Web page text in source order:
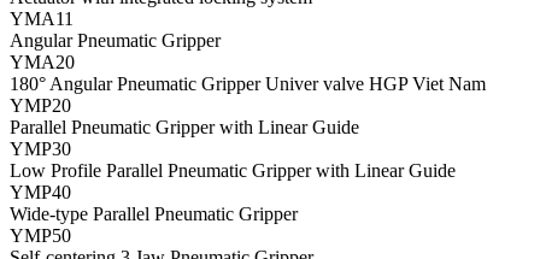
YMA11
Angular Pneumatic Gripper
YMA20
180° Angular Pneumatic Gripper Univer valve HGP Viet Nam
YMP20
Parallel Pneumatic Gripper with Linear Guide
YMP30
Low Profile Parallel Pneumatic Gripper with Linear Guide
YMP40
Wide-type Parallel Pneumatic Gripper
YMP50